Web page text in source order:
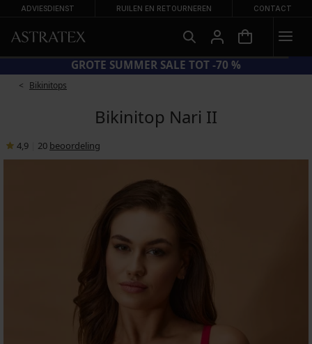
ADVIESDIENST RUILEN EN RETOURNEREN CONTACT
GROTE SUMMER SALE
Bikinitops
Bikinitop Nari II
4,9 20 beoordeling